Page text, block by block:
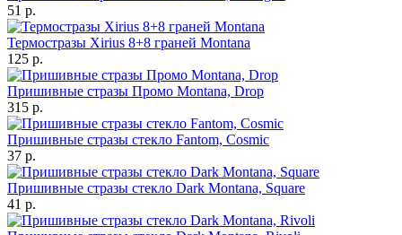
51 р.
Термостразы Xirius 8+8 граней Montana
125 р.
Пришивные стразы Промо Montana, Drop
315 р.
Пришивные стразы стекло Fantom, Cosmic
37 р.
Пришивные стразы стекло Dark Montana, Square
41 р.